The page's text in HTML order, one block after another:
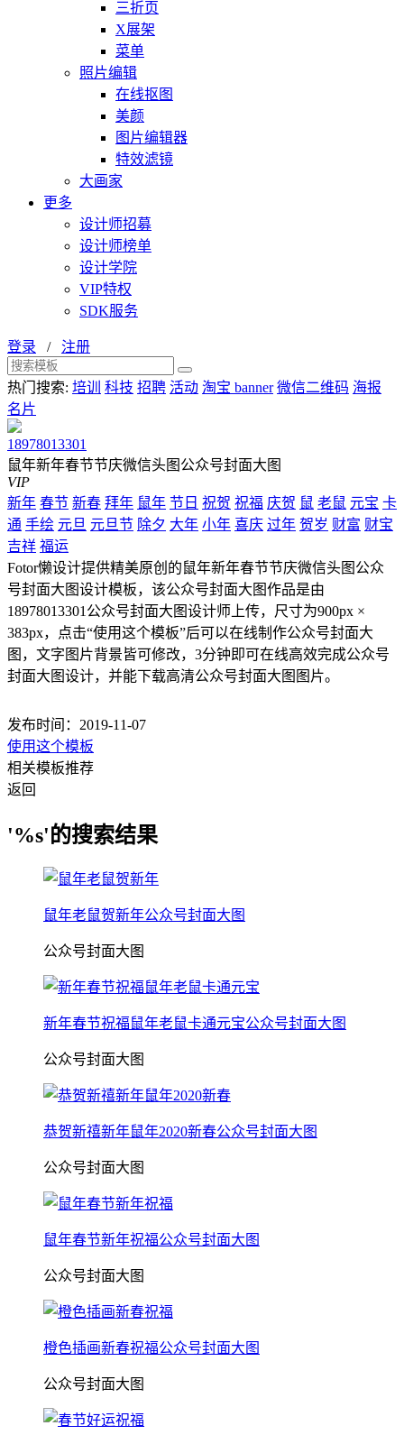
三折页
X展架
菜单
照片编辑
在线抠图
美颜
图片编辑器
特效滤镜
大画家
更多
设计师招募
设计师榜单
设计学院
VIP特权
SDK服务
登录 / 注册
热门搜索: 培训 科技 招聘 活动 淘宝 banner 微信二维码 海报
名片
18978013301
鼠年新年春节节庆微信头图公众号封面大图
VIP
新年 春节 新春 拜年 鼠年 节日 祝贺 祝福 庆贺 鼠 老鼠 元宝 卡
通 手绘 元旦 元旦节 除夕 大年 小年 喜庆 过年 贺岁 财富 财宝
吉祥 福运
Fotor懒设计提供精美原创的鼠年新年春节节庆微信头图公众
号封面大图设计模板，该公众号封面大图作品是由
18978013301公众号封面大图设计师上传，尺寸为900px ×
383px，点击“使用这个模板”后可以在线制作公众号封面大
图，文字图片背景皆可修改，3分钟即可在线高效完成公众号
封面大图设计，并能下载高清公众号封面大图图片。
发布时间：2019-11-07
使用这个模板
相关模板推荐
返回
'%s'的搜索结果
鼠年老鼠贺新年公众号封面大图
公众号封面大图
新年春节祝福鼠年老鼠卡通元宝公众号封面大图
公众号封面大图
恭贺新禧新年鼠年2020新春公众号封面大图
公众号封面大图
鼠年春节新年祝福公众号封面大图
公众号封面大图
橙色插画新春祝福公众号封面大图
公众号封面大图